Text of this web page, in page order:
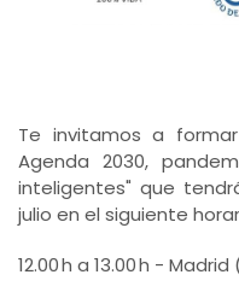
Te invitamos a
Agenda 2030,
inteligentes" que
julio en el siguiente
12.00 h a 13.00 h - Madrid